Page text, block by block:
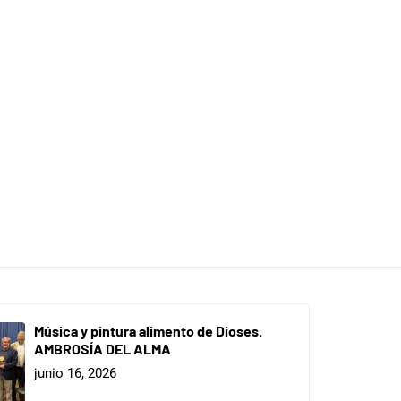
Música y pintura alimento de Dioses.
AMBROSÍA DEL ALMA
junio 16, 2026